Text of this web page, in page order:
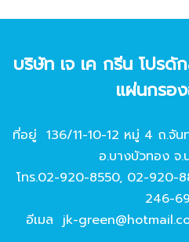
บริษัท เจ เค กรีน โปร
แผ่นกรอ
ที่อยู่ 136/11-10-12 หมู่ 4 ถ.จั
อ.บางบัวทอง จ.
โทร.02-920-8550, 02-920-
246-
อีเมล jk-